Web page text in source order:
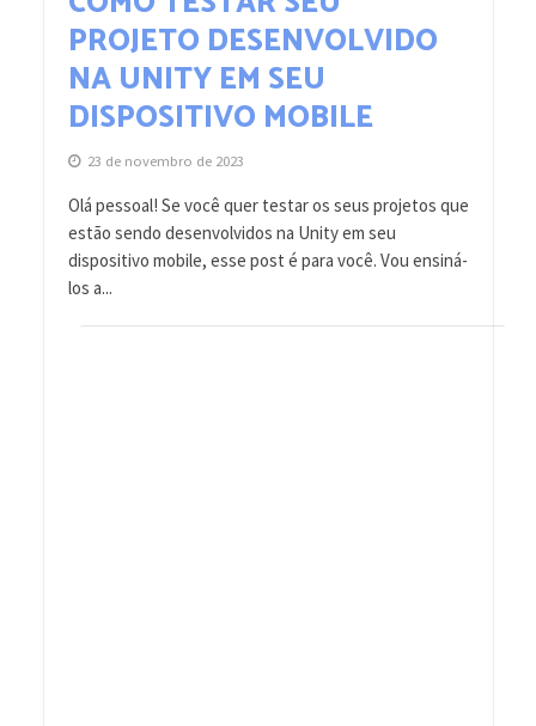
PROJETO DESENVOLVIDO
NA UNITY EM SEU
DISPOSITIVO MOBILE
23 de novembro de 2023
Olá pessoal! Se você quer testar os seus projetos que
estão sendo desenvolvidos na Unity em seu
dispositivo mobile, esse post é para você. Vou ensiná-
los a...